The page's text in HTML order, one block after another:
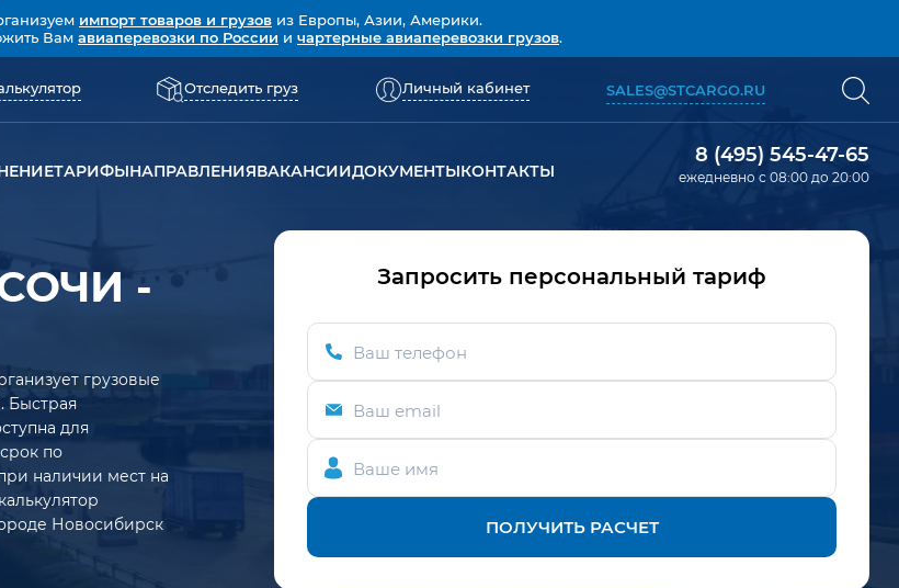
импорт товаров и грузов из Европы, Азии, Америки.
Вам авиаперевозки по России и чартерные авиаперевозки грузов.
Отследить груз Личный кабинет SALES@STCARGO.RU
ТАРИФЫНАПРАВЛЕНИЯВАКАНСИИДОКУМЕНТЫКОНТАКТЫ
8 (495) 545-47-65
ежедневно с 08:00 до 20:00
-
грузовые
Быстрая
для
по
наличии мест на
Новосибирск
Запросить персональный тариф
Ваш телефон
Ваш email
Ваше имя
ПОЛУЧИТЬ РАСЧЕТ